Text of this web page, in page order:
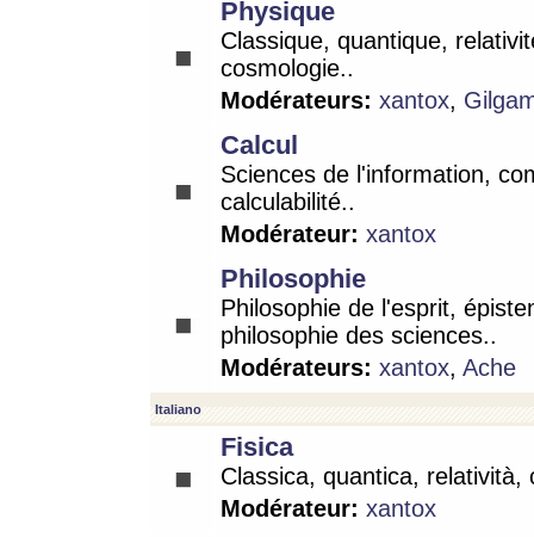
Physique
Classique, quantique,
cosmologie..
Modérateurs: xantox,
Calcul
Sciences de l'information,
calculabilité..
Modérateur: xantox
Philosophie
Philosophie de l'esprit,
philosophie des sciences..
Modérateurs: xantox, Ache
Italiano
Fisica
Classica, quantica, relatività,
Modérateur: xantox